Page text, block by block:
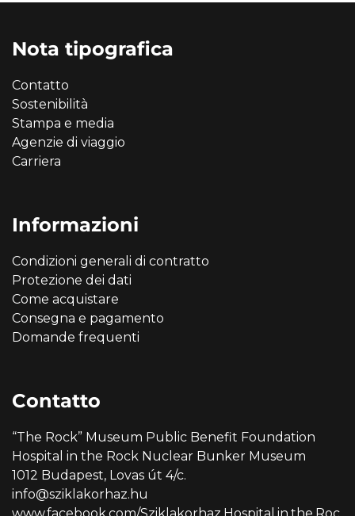
Nota tipografica
Contatto
Sostenibilità
Stampa e media
Agenzie di viaggio
Carriera
Informazioni
Condizioni generali di contratto
Protezione dei dati
Come acquistare
Consegna e pagamento
Domande frequenti
Contatto
“The Rock” Museum Public Benefit Foundation
Hospital in the Rock Nuclear Bunker Museum
1012 Budapest, Lovas út 4/c.
info@sziklakorhaz.hu